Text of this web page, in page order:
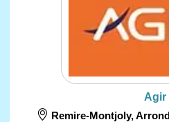
Agir
Remire-Montjoly,